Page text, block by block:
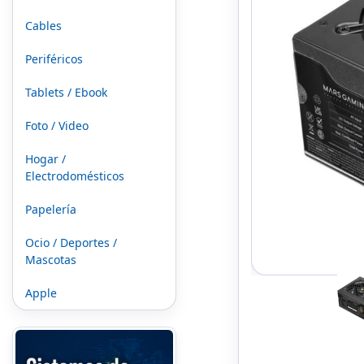
Cables
Periféricos
Tablets / Ebook
Foto / Video
Hogar /
Electrodomésticos
Papelería
Ocio / Deportes /
Mascotas
Apple